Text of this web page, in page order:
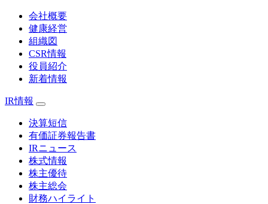
会社概要
健康経営
組織図
CSR情報
役員紹介
新着情報
IR情報
決算短信
有価証券報告書
IRニュース
株式情報
株主優待
株主総会
財務ハイライト